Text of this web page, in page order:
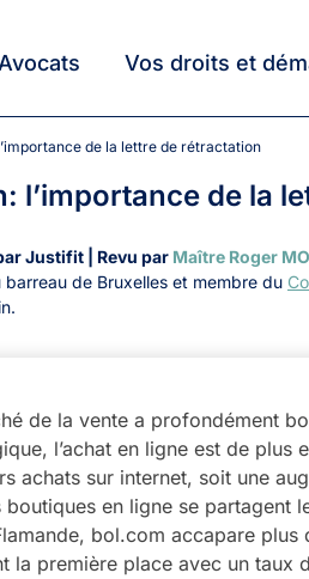
Vos droits et
de la lettre de rétractation
l’importance de la
Justifit | Revu par Maître Roger
de Bruxelles et membre du
de la vente a profondément
l’achat en ligne est de
achats sur internet, soit une
boutiques en ligne se partagent
bol.com accapare plus
la première place avec un taux